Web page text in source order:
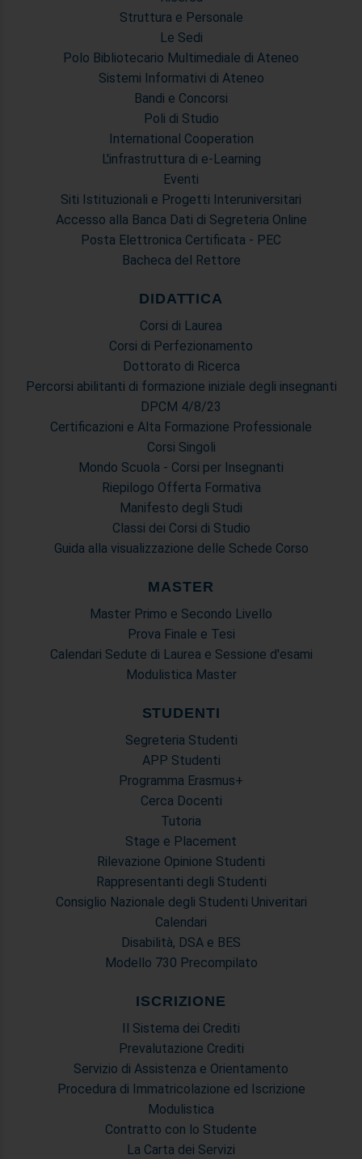
Struttura e Personale
Le Sedi
Polo Bibliotecario Multimediale di Ateneo
Sistemi Informativi di Ateneo
Bandi e Concorsi
Poli di Studio
International Cooperation
L'infrastruttura di e-Learning
Eventi
Siti Istituzionali e Progetti Interuniversitari
Accesso alla Banca Dati di Segreteria Online
Posta Elettronica Certificata - PEC
Bacheca del Rettore
DIDATTICA
Corsi di Laurea
Corsi di Perfezionamento
Dottorato di Ricerca
Percorsi abilitanti di formazione iniziale degli insegnanti
DPCM 4/8/23
Certificazioni e Alta Formazione Professionale
Corsi Singoli
Mondo Scuola - Corsi per Insegnanti
Riepilogo Offerta Formativa
Manifesto degli Studi
Classi dei Corsi di Studio
Guida alla visualizzazione delle Schede Corso
MASTER
Master Primo e Secondo Livello
Prova Finale e Tesi
Calendari Sedute di Laurea e Sessione d'esami
Modulistica Master
STUDENTI
Segreteria Studenti
APP Studenti
Programma Erasmus+
Cerca Docenti
Tutoria
Stage e Placement
Rilevazione Opinione Studenti
Rappresentanti degli Studenti
Consiglio Nazionale degli Studenti Univeritari
Calendari
Disabilità, DSA e BES
Modello 730 Precompilato
ISCRIZIONE
Il Sistema dei Crediti
Prevalutazione Crediti
Servizio di Assistenza e Orientamento
Procedura di Immatricolazione ed Iscrizione
Modulistica
Contratto con lo Studente
La Carta dei Servizi